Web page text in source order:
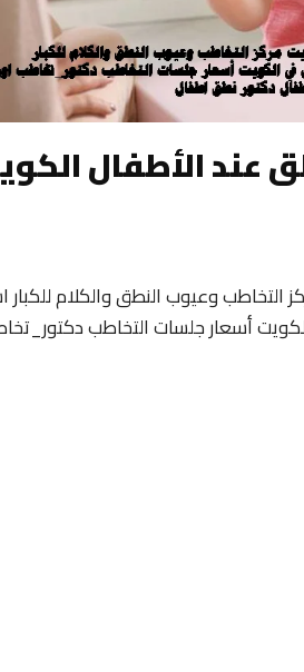
عند الأطفال
التخاطب وعيوب النطق والكلام
أسعار جلسات التخاطب